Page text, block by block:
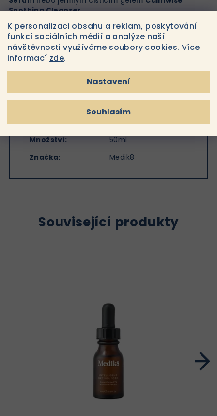
K personalizaci obsahu a reklam, poskytování
funkcí sociálních médií a analýze naší
návštěvnosti využíváme soubory cookies. Více
informací zde.
Nastavení
Souhlasím
Soothing Cleanser.
Doplňkové parametry
EAN:
818625024475
Množství:
50ml
Značka: Medik8
Související produkty